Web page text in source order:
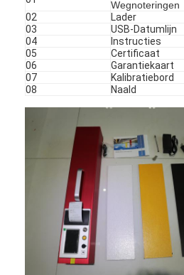
Thuis
Producten
Wegnoteringen
02
Lader
03
USB-Datumlijn
04
Instructies
05
Certificaat
06
Garantiekaart
07
Kalibratiebord
08
Naald